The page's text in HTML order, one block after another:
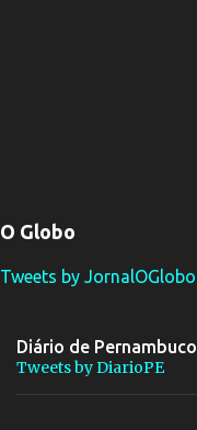
O Globo
Tweets by JornalOGlobo
Diário de Pernambuco
Tweets by DiarioPE